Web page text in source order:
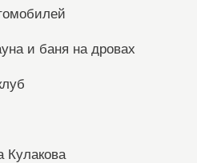
и баня на дровах
Кулакова